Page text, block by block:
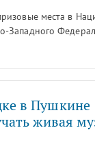
места в
в Пушкине
живая